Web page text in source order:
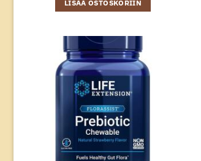
LISÄÄ OSTOSKORIIN